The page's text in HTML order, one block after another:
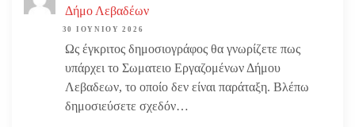
Δήμο Λεβαδέων
30 ΙΟΥΝΊΟΥ 2026
Ως έγκριτος δημοσιογράφος θα γνωρίζετε πως
υπάρχει το Σωματειο Εργαζομένων Δήμου
Λεβαδεων, το οποίο δεν είναι παράταξη. Βλέπω
δημοσιεύσετε σχεδόν…